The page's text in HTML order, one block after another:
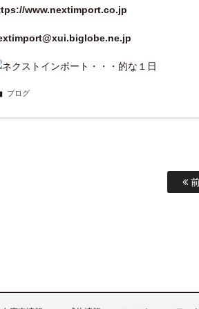
www.nextimport.co.jp
ブログ